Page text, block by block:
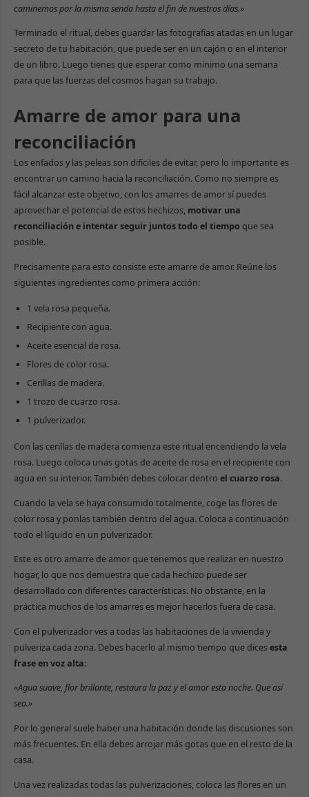
caminemos por la misma senda hasta el fin de nuestros días.»
Terminado el ritual, debes guardar las fotografías atadas en un lugar
secreto de tu habitación, que puede ser en un cajón o en el interior
de un libro. Luego tienes que esperar como mínimo una semana
para que las fuerzas del cosmos hagan su trabajo.
Amarre de amor para una
reconciliación
Los enfados y las peleas son difíciles de evitar, pero lo importante es
encontrar un camino hacia la reconciliación. Como no siempre es
fácil alcanzar este objetivo, con los amarres de amor sí puedes
aprovechar el potencial de estos hechizos, motivar una
reconciliación e intentar seguir juntos todo el tiempo que sea
posible.
Precisamente para esto consiste este amarre de amor. Reúne los
siguientes ingredientes como primera acción:
1 vela rosa pequeña.
Recipiente con agua.
Aceite esencial de rosa.
Flores de color rosa.
Cerillas de madera.
1 trozo de cuarzo rosa.
1 pulverizador.
Con las cerillas de madera comienza este ritual encendiendo la vela
rosa. Luego coloca unas gotas de aceite de rosa en el recipiente con
agua en su interior. También debes colocar dentro el cuarzo rosa.
Cuando la vela se haya consumido totalmente, coge las flores de
color rosa y ponlas también dentro del agua. Coloca a continuación
todo el líquido en un pulverizador.
Este es otro amarre de amor que tenemos que realizar en nuestro
hogar, lo que nos demuestra que cada hechizo puede ser
desarrollado con diferentes características. No obstante, en la
práctica muchos de los amarres es mejor hacerlos fuera de casa.
Con el pulverizador ves a todas las habitaciones de la vivienda y
pulveriza cada zona. Debes hacerlo al mismo tiempo que dicesesta
frase en voz alta:
«Agua suave, flor brillante, restaura la paz y el amor esta noche. Que así
sea.»
Por lo general suele haber una habitación donde las discusiones son
más frecuentes. En ella debes arrojar más gotas que en el resto de la
casa.
Una vez realizadas todas las pulverizaciones, coloca las flores en un
Necesarias
no son
para que la
podamos
mejorar la